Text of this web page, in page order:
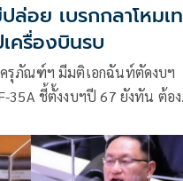
อย เบรกกลาโหมเท
ครื่องบินรบ
รุภัณฑ์ฯ มีมติเอกฉันท์ตัดงบฯ
35A ชี้ตั้งงบฯปี 67 ยังทัน ต้อง